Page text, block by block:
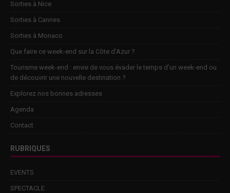
Sorties à Nice
Sorties à Cannes
Sorties à Monaco
Que faire ce week-end sur la Côte d’Azur ?
Tourisme week-end : envie de vous évader le temps d’un week-end ou
de découvrir une nouvelle destination ?
Explorez nos bonnes adresses
Agenda
Contact
RUBRIQUES
EVENTS
SPECTACLE